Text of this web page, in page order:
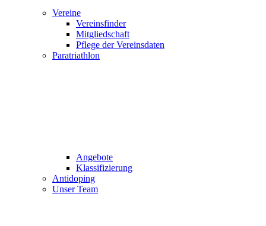
Vereine
Vereinsfinder
Mitgliedschaft
Pflege der Vereinsdaten
Paratriathlon
Angebote
Klassifizierung
Antidoping
Unser Team